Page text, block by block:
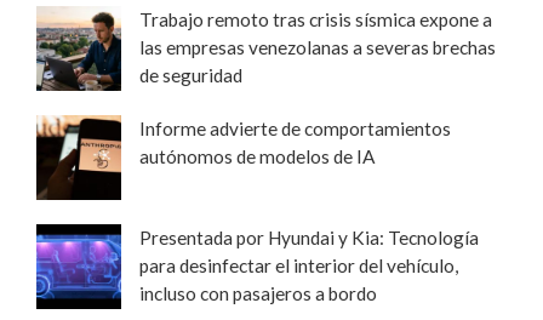
Trabajo remoto tras crisis sísmica expone a
las empresas venezolanas a severas brechas
de seguridad
Informe advierte de comportamientos
autónomos de modelos de IA
Presentada por Hyundai y Kia: Tecnología
para desinfectar el interior del vehículo,
incluso con pasajeros a bordo